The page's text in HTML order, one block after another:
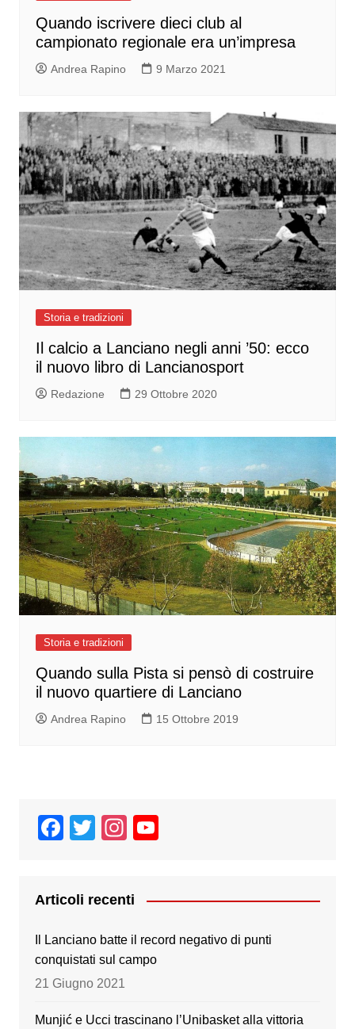
Quando iscrivere dieci club al
campionato regionale era un’impresa
Andrea Rapino 9 Marzo 2021
Storia e tradizioni
Il calcio a Lanciano negli anni ’50: ecco
il nuovo libro di Lancianosport
Redazione 29 Ottobre 2020
Storia e tradizioni
Quando sulla Pista si pensò di costruire
il nuovo quartiere di Lanciano
Andrea Rapino 15 Ottobre 2019
F
e
b
o
o
T
er
In
gr
a
m
T
u
Articoli recenti
Il Lanciano batte il record negativo di punti
conquistati sul campo
21 Giugno 2021
Munjić e Ucci trascinano l’Unibasket alla vittoria